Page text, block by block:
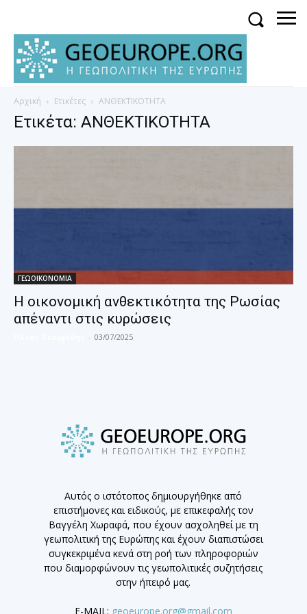
Αρχική Ετικέτες ΑΝΘΕΚΤΙΚΟΤΗΤΑ
Ετικέτα: ΑΝΘΕΚΤΙΚΟΤΗΤΑ
ΓΕΩΟΙΚΟΝΟΜΙΑ
Η οικονομική ανθεκτικότητα της Ρωσίας
απέναντι στις κυρώσεις
- 03/07/2025
Αυτός ο ιστότοπος δημιουργήθηκε από
επιστήμονες και ειδικούς, με επικεφαλής τον
Βαγγέλη Χωραφά, που έχουν ασχοληθεί με τη
γεωπολιτική της Ευρώπης και έχουν διαπιστώσει
συγκεκριμένα κενά στη ροή των πληροφοριών
που διαμορφώνουν τις γεωπολιτικές συζητήσεις
στην ήπειρό μας.
E-MAIL: geoeurope.org@gmail.com